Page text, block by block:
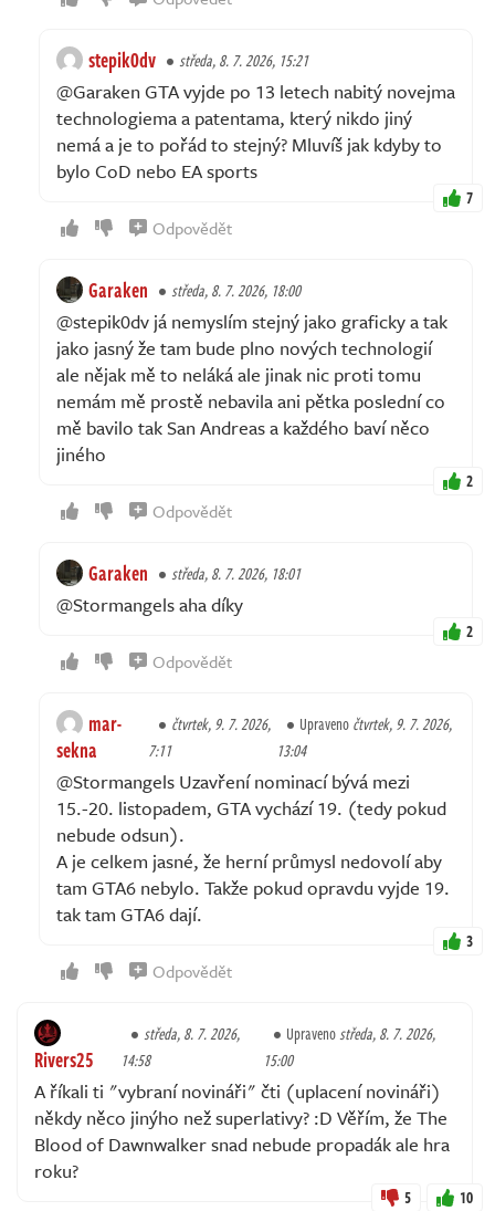
stepik0dv středa, 8. 7. 2026, 15:21
@Garaken GTA vyjde po 13 letech nabitý novejma
technologiema a patentama, který nikdo jiný
nemá a je to pořád to stejný? Mluvíš jak kdyby to
bylo CoD nebo EA sports
7
Odpovědět
Garaken středa, 8. 7. 2026, 18:00
@stepik0dv já nemyslím stejný jako graficky a tak
jako jasný že tam bude plno nových technologií
ale nějak mě to neláká ale jinak nic proti tomu
nemám mě prostě nebavila ani pětka poslední co
mě bavilo tak San Andreas a každého baví něco
jiného
2
Odpovědět
Garaken středa, 8. 7. 2026, 18:01
@Stormangels aha díky
2
Odpovědět
mar-
sekna
čtvrtek, 9. 7. 2026,
7:11
Upravenočtvrtek, 9. 7. 2026,
13:04
@Stormangels Uzavření nominací bývá mezi
15.-20. listopadem, GTA vychází 19. (tedy pokud
nebude odsun).
A je celkem jasné, že herní průmysl nedovolí aby
tam GTA6 nebylo. Takže pokud opravdu vyjde 19.
tak tam GTA6 dají.
3
Odpovědět
Rivers25
středa, 8. 7. 2026,
14:58
Upravenostředa, 8. 7. 2026,
15:00
A říkali ti "vybraní novináři" čti (uplacení novináři)
někdy něco jinýho než superlativy? :D Věřím, že The
Blood of Dawnwalker snad nebude propadák ale hra
roku?
5 10